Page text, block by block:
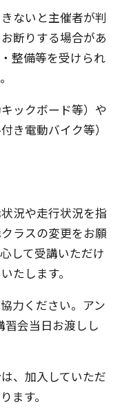
ないと主催者が判
断りする場合があ
整備等を受けられ
ックボード等）や
き電動バイク等）
況や走行状況を指
ラスの変更をお願
して受講いただけ
たします。
力ください。アン
習会当日お渡しし
、加入していただ
ます。